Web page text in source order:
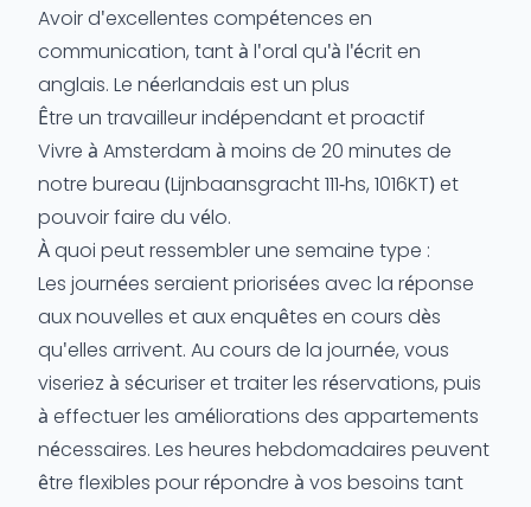
Avoir d'excellentes compétences en
communication, tant à l'oral qu'à l'écrit en
anglais. Le néerlandais est un plus
Être un travailleur indépendant et proactif
Vivre à Amsterdam à moins de 20 minutes de
notre bureau (Lijnbaansgracht 111-hs, 1016KT) et
pouvoir faire du vélo.
À quoi peut ressembler une semaine type :
Les journées seraient priorisées avec la réponse
aux nouvelles et aux enquêtes en cours dès
qu'elles arrivent. Au cours de la journée, vous
viseriez à sécuriser et traiter les réservations, puis
à effectuer les améliorations des appartements
nécessaires. Les heures hebdomadaires peuvent
être flexibles pour répondre à vos besoins tant